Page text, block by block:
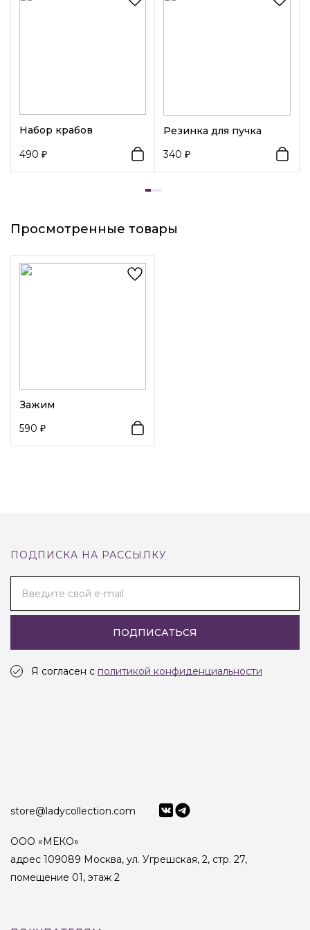
Набор крабов
490
Резинка для пучка
340
Просмотренные товары
Зажим
590
ПОДПИСКА НА РАССЫЛКУ
Введите свой e-mail
ПОДПИСАТЬСЯ
Я согласен с политикой конфиденциальности
store@ladycollection.com
ООО «МЕКО»
адрес 109089 Москва, ул. Угрешская, 2, стр. 27,
помещение 01, этаж 2